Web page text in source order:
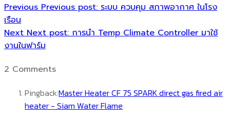
Previous Previous post: ระบบ ควบคุม สภาพอากาศ ในโรง
เรือน
Next Next post: การนำ Temp Climate Controller มาใช้
งานในฟาร์ม
2 Comments
Pingback:Master Heater CF 75 SPARK direct gas fired air
heater - Siam Water Flame